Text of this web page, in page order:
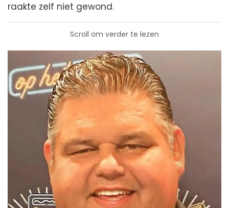
raakte zelf niet gewond.
Scroll om verder te lezen